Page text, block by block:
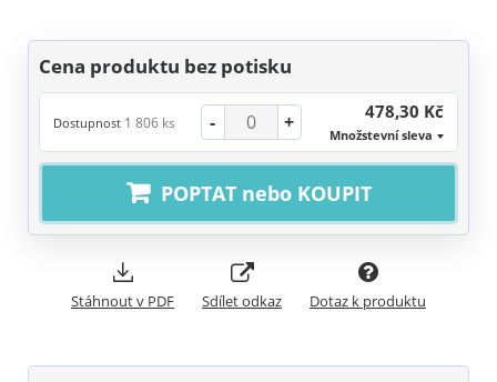
Cena produktu bez potisku
Dostupnost 1 806 ks - + 478,30 Kč
Množstevní sleva
POPTAT nebo KOUPIT
Stáhnout v PDF Sdílet odkaz Dotaz k produktu